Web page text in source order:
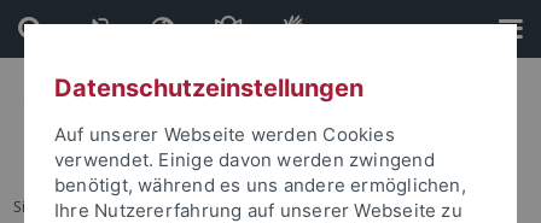
Direkt
zum
Inhalt
Direkt
zur
Fußleiste
Sie sind hier: Startseite
Datenschutzeinstellungen
Auf unserer Webseite werden Cookies
verwendet. Einige davon werden zwingend
benötigt, während es uns andere ermöglichen,
Ihre Nutzererfahrung auf unserer Webseite zu